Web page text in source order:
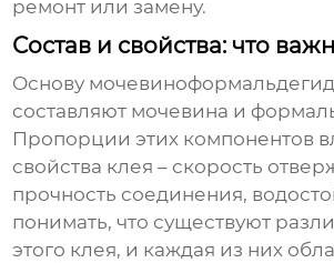
ремонт или замену.
Состав и свойства: что
Основу
составляют мочевина и
Пропорции этих компонентов
свойства клея – скорость
прочность соединения,
понимать, что существуют
этого клея, и каждая из них